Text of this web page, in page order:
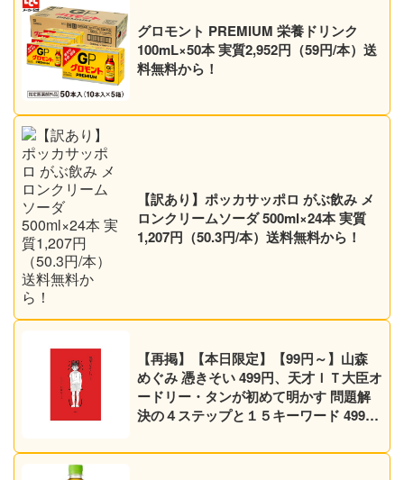
グロモント PREMIUM 栄養ドリンク
100mL×50本 実質2,952円（59円/本）送
料無料から！
【訳あり】ポッカサッポロ がぶ飲み メ
ロンクリームソーダ 500ml×24本 実質
1,207円（50.3円/本）送料無料から！
【再掲】【本日限定】【99円～】山森
めぐみ 憑きそい 499円、天才ＩＴ大臣オ
ードリー・タンが初めて明かす 問題解
決の４ステップと１５キーワード 499円